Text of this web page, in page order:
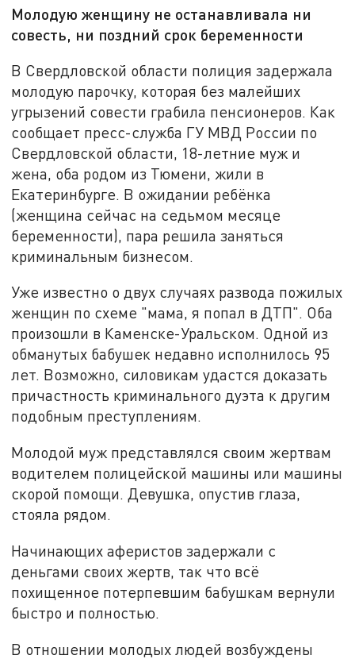
Молодую женщину не останавливала ни
совесть, ни поздний срок беременности
В Свердловской области полиция задержала
молодую парочку, которая без малейших
угрызений совести грабила пенсионеров. Как
сообщает пресс-служба ГУ МВД России по
Свердловской области, 18-летние муж и
жена, оба родом из Тюмени, жили в
Екатеринбурге. В ожидании ребёнка
(женщина сейчас на седьмом месяце
беременности), пара решила заняться
криминальным бизнесом.
Уже известно о двух случаях развода пожилых
женщин по схеме "мама, я попал в ДТП". Оба
произошли в Каменске-Уральском. Одной из
обманутых бабушек недавно исполнилось 95
лет. Возможно, силовикам удастся доказать
причастность криминального дуэта к другим
подобным преступлениям.
Молодой муж представлялся своим жертвам
водителем полицейской машины или машины
скорой помощи. Девушка, опустив глаза,
стояла рядом.
Начинающих аферистов задержали с
деньгами своих жертв, так что всё
похищенное потерпевшим бабушкам вернули
быстро и полностью.
В отношении молодых людей возбуждены